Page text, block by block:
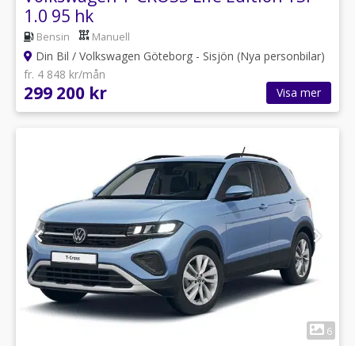
1.0 95 hk
Bensin Manuell
Din Bil / Volkswagen Göteborg - Sisjön (Nya personbilar)
fr. 4 848 kr/mån
299 200 kr Visa mer
1
6